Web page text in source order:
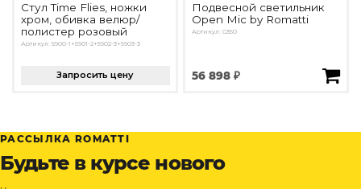
Стул Time Flies, ножки
хром, обивка велюр/
полистер розовый
Артикул: 5900-1+5901-2+5902-3+5903-3
Запросить цену
Подвесной светильник
Open Mic by Romatti
Артикул: G350
56 898 ₽
РАССЫЛКА ROMATTI
Будьте в курсе нового